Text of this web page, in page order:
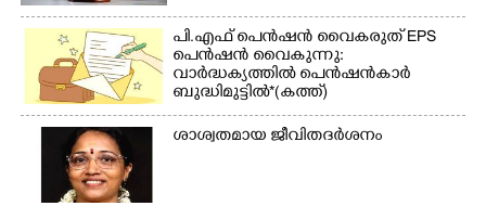
പി.എഫ് പെൻഷൻ വൈകരുത് EPS
പെൻഷൻ വൈകുന്നു:
വാർദ്ധക്യത്തിൽ പെൻഷൻകാർ
ബുദ്ധിമുട്ടിൽ*(കത്ത്)
ശാശ്വതമായ ജീവിതദർശനം